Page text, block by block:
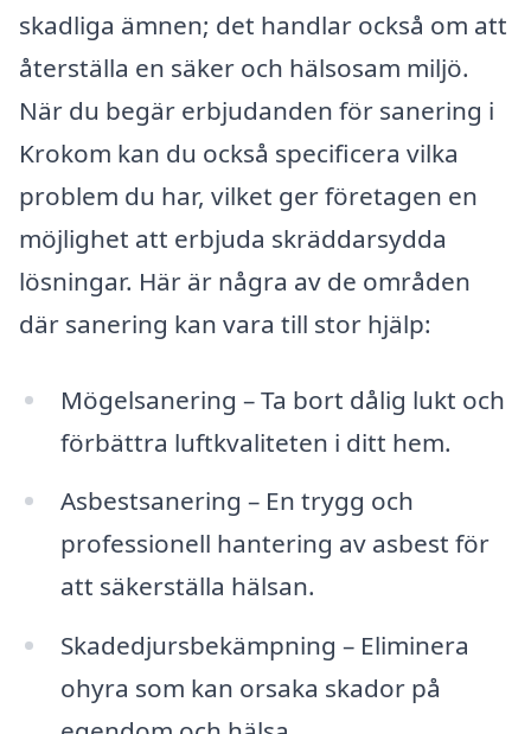
skadliga ämnen; det handlar också om att
återställa en säker och hälsosam miljö.
När du begär erbjudanden för sanering i
Krokom kan du också specificera vilka
problem du har, vilket ger företagen en
möjlighet att erbjuda skräddarsydda
lösningar. Här är några av de områden
där sanering kan vara till stor hjälp:
Mögelsanering – Ta bort dålig lukt och
förbättra luftkvaliteten i ditt hem.
Asbestsanering – En trygg och
professionell hantering av asbest för
att säkerställa hälsan.
Skadedjursbekämpning – Eliminera
ohyra som kan orsaka skador på